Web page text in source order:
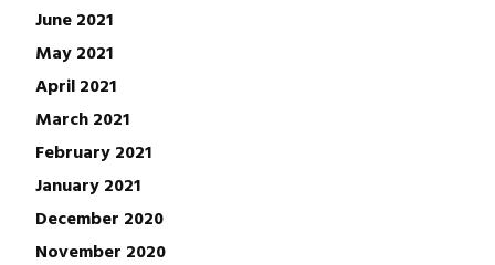
June 2021
May 2021
April 2021
March 2021
February 2021
January 2021
December 2020
November 2020